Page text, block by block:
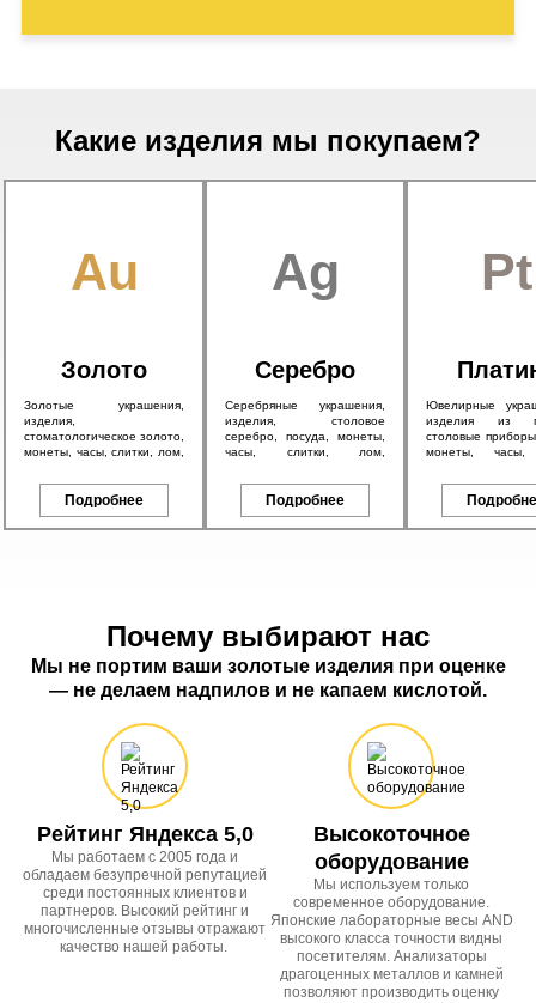
Какие изделия мы покупаем?
Au
Золото
Золотые украшения,
изделия,
стоматологическое золото,
монеты, часы, слитки, лом,
золото 56 пробы и
брендовые изделия.
Подробнее
Ag
Серебро
Серебряные украшения,
изделия, столовое
серебро, посуда, монеты,
часы, слитки, лом,
пробы, в том числе с
эмалью.Подробнее
Pt
Ювелирные
изделия из
столовые
монеты, часы,
также другие
изделия.
Почему выбирают нас
Мы не портим ваши золотые изделия при оценке
— не делаем надпилов и не капаем кислотой.
Рейтинг Яндекса 5,0
Мы работаем с 2005 года и
обладаем безупречной репутацией
среди постоянных клиентов и
партнеров. Высокий рейтинг и
многочисленные отзывы отражают
качество нашей работы.
Высокоточное
оборудование
Мы используем только
современное оборудование.
Японские лабораторные весы AND
высокого класса точности видны
посетителям. Анализаторы
драгоценных металлов и камней
позволяют производить оценку